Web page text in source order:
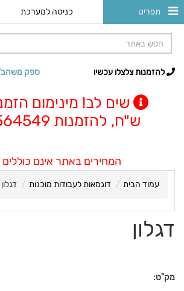
תפריט כניסה למערכת
ספק משהב"ט להזמנות צלצלו עכשיו
ש"ח, להזמנות 08-8564549
המחירים באתר אינם
עמוד הבית דוגמאות לעבודות מוכנות דגלון
דגלון
מק"ט: